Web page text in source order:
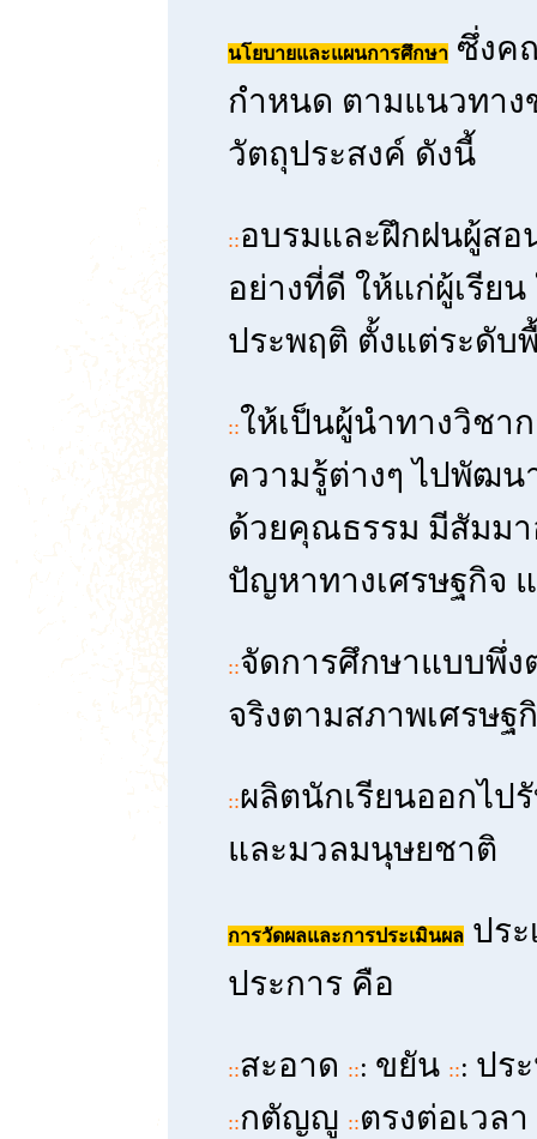
นโยบายและแผนการศึกษา ซึ่งค
กำหนด ตามแนวทา
วัตถุประสงค์ ดังนี้
::อบรมและฝึกฝนผู้สอ
อย่างที่ดี ให้แก่ผู้เรีย
ประพฤติ ตั้งแต่ระดับ
::ให้เป็นผู้นำทางวิชา
ความรู้ต่างๆ ไปพัฒน
ด้วยคุณธรรม มีสัมมา
ปัญหาทางเศรษฐกิจ
::จัดการศึกษาแบบพึ่ง
จริงตามสภาพเศรษ
::ผลิตนักเรียนออกไป
และมวลมนุษยชาติ
การวัดผลและการประเมินผล ปร
ประการ คือ
::สะอาด ::: ขยัน ::: ปร
::กตัญญู ::ตรงต่อเวลา